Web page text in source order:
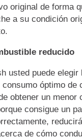
original de forma
a su condición
reducido
usted puede elegir
óptimo de
obtener un menor
consigue un
de cómo